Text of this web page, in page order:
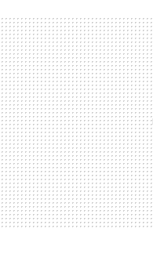
MAIL